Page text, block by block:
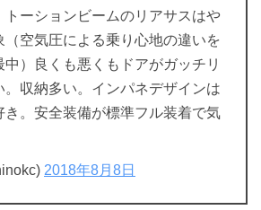
トーションビームのリアサスはや
（空気圧による乗り心地の違いを
中）良くも悪くもドアがガッチリ
。収納多い。インパネデザインは
き。安全装備が標準フル装着で気
2018年8月8日